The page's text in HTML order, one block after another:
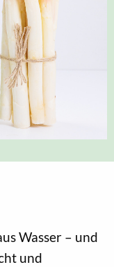
Wasser – und
und